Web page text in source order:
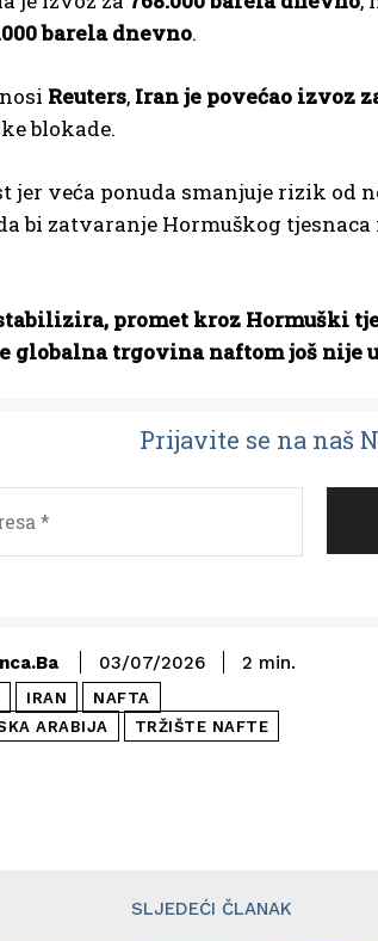
barela dnevno.
Reuters, Iran je povećao izvoz
blokade.
jer veća ponuda smanjuje rizik od
bi zatvaranje Hormuškog
promet kroz Hormuški
globalna trgovina naftom još
Prijavite se na naš
03/07/2026 2 min.
IRAN
NAFTA
ARABIJA
TRŽIŠTE NAFTE
SLJEDEĆI ČLANAK